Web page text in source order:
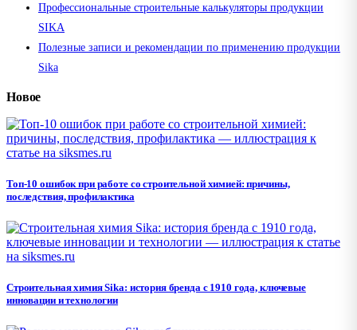
Профессиональные строительные калькуляторы продукции
SIKA
Полезные записи и рекомендации по применению продукции
Sika
Новое
Топ-10 ошибок при работе со строительной химией: причины,
последствия, профилактика
Строительная химия Sika: история бренда с 1910 года, ключевые
инновации и технологии